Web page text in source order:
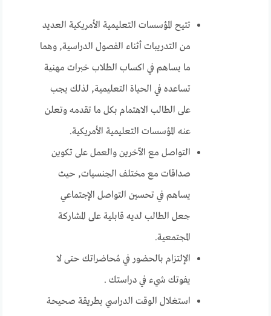
تتيح المؤسسات التعليمية الأمريكية العديد
من التدريبات أثناء الفصول الدراسية, وهما
ما يساهم في اكساب الطلاب خبرات مهنية
تساعده في الحياة التعليمية, لذلك يجب
على الطالب الاهتمام بكل ما تقدمه وتعلن
عنه المؤسسات التعليمية الأمريكية.
التواصل مع الآخرين والعمل على تكوين
صداقات مع مختلف الجنسيات, حيث
يساهم في تحسين التواصل الإجتماعي
جعل الطالب لديه قابلية على المشاركة
المجتمعية.
الإلتزام بالحضور في مُحاضراتك حتى لا
يفوتك شيء في دراستك .
استغلال الوقت الدراسي بطريقة صحيحة